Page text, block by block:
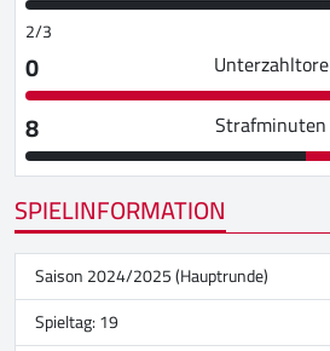
2/3
0 Unterzahltore
8
Strafminuten
SPIELINFORMATION
Saison 2024/2025 (Hauptrunde)
Spieltag: 19